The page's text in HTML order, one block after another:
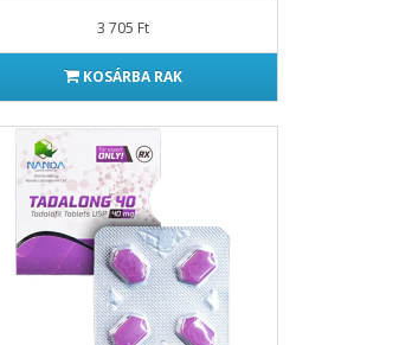
3 705 Ft
KOSÁRBA RAK